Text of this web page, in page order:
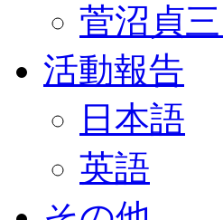
菅沼貞
活動報告
日本語
英語